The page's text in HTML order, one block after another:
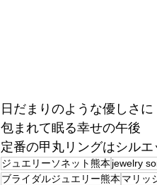
日だまりのような優しさに
包まれて眠る幸せの午後
定番の甲丸リングはシル
ジュエリーソネット熊本 jewelry
ブライダルジュエリー熊本 マリッ